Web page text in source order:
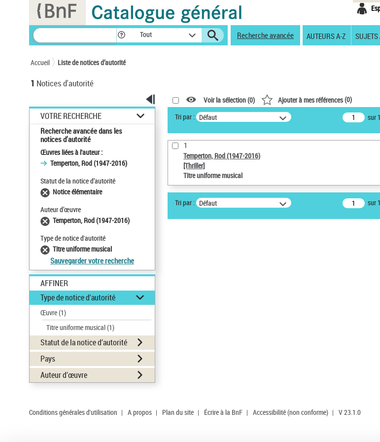
Tout Recherche avancée AUTEURS A-Z SUJETS
Accueil Liste de notices d’autorité
1 Notices d'autorité
VOTRE RECHERCHE
Recherche avancée dans les
notices d’autorité
Œuvres liées à l'auteur :
Temperton, Rod (1947-2016)
Statut de la notice d’autorité
Notice élémentaire
Auteur d’œuvre
Temperton, Rod (1947-2016)
Type de notice d'autorité
Titre uniforme musical
Sauvegarder votre recherche
AFFINER
Type de notice d'autorité
Œuvre(1)
Titre uniforme musical(1)
Statut de la notice d’autorité
Pays
Auteur d’œuvre
Voir la sélection (0) Ajouter à mes références(0)
Tri par : Défaut sur 1
1
Temperton, Rod (1947-2016)
[Thriller]
Titre uniforme musical
Tri par : Défaut sur 1
Conditions générales d'utilisation | A propos | Plan du site | Écrire à la BnF | Accessibilité (non conforme) | V 23.1.0
Panneau de gestion des cookies